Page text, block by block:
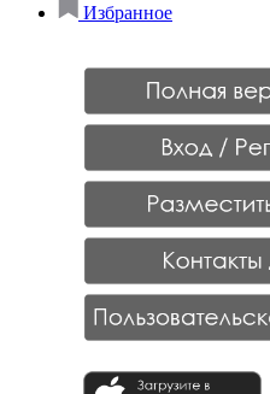
Избранное